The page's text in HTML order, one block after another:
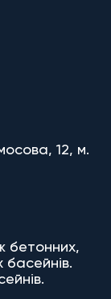
12, м.
бетонних,
басейнів.